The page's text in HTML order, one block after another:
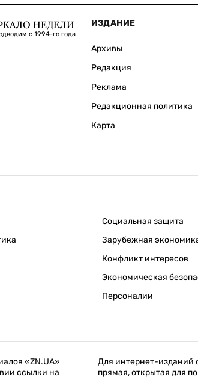
НЕДЕЛИ
с 1994-го года
ИЗДАНИЕ
Архивы
Редакция
Реклама
Редакционная политика
Карта
Социальная защита
Зарубежная
Конфликт интересов
Экономическая
Персоналии
«ZN.UA»
ссылки на
Для интернет-изданий
прямая, открытая для